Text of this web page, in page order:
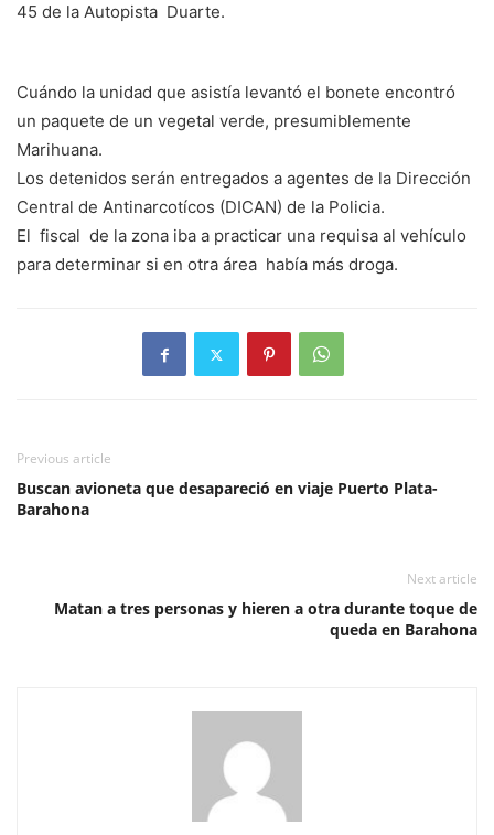
45 de la Autopista Duarte. ⁣
Cuándo la unidad que asistía levantó el bonete encontró
un paquete de un vegetal verde, presumiblemente
Marihuana.⁣
Los detenidos serán entregados a agentes de la Dirección
Central de Antinarcotícos (DICAN) de la Policia.
El fiscal de la zona iba a practicar una requisa al vehículo
para determinar si en otra área había más droga.
Previous article
Buscan avioneta que desapareció en viaje Puerto Plata-
Barahona
Next article
Matan a tres personas y hieren a otra durante toque de
queda en Barahona